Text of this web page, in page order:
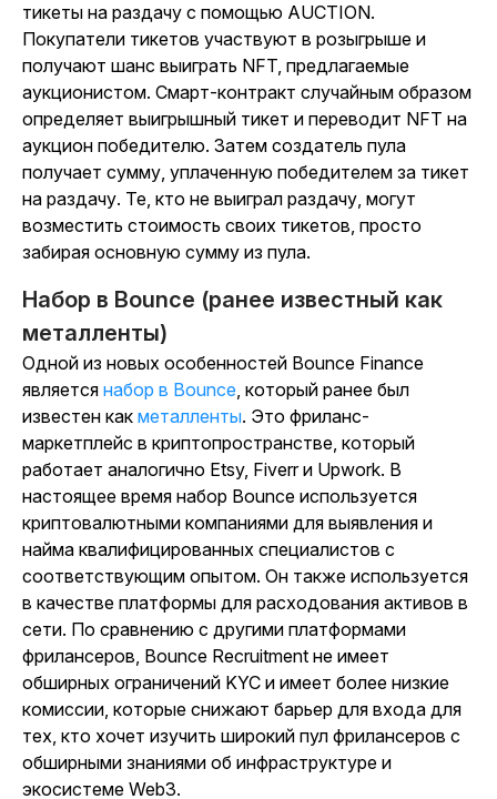
тикеты на раздачу с помощью AUCTION.
Покупатели тикетов участвуют в розыгрыше и
получают шанс выиграть NFT, предлагаемые
аукционистом. Смарт-контракт случайным образом
определяет выигрышный тикет и переводит NFT на
аукцион победителю. Затем создатель пула
получает сумму, уплаченную победителем за тикет
на раздачу. Те, кто не выиграл раздачу, могут
возместить стоимость своих тикетов, просто
забирая основную сумму из пула.
Набор в Bounce (ранее известный как
металленты)
Одной из новых особенностей Bounce Finance
является набор в Bounce, который ранее был
известен как металленты. Это фриланс-
маркетплейс в криптопространстве, который
работает аналогично Etsy, Fiverr и Upwork. В
настоящее время набор Bounce используется
криптовалютными компаниями для выявления и
найма квалифицированных специалистов с
соответствующим опытом. Он также используется
в качестве платформы для расходования активов в
сети. По сравнению с другими платформами
фрилансеров, Bounce Recruitment не имеет
обширных ограничений KYC и имеет более низкие
комиссии, которые снижают барьер для входа для
тех, кто хочет изучить широкий пул фрилансеров с
обширными знаниями об инфраструктуре и
экосистеме Web3.